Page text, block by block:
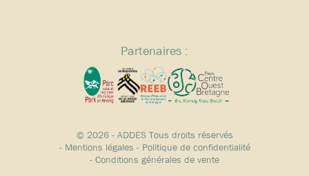
Partenaires :
© 2026 - ADDES Tous droits réservés
- Mentions légales - Politique de confidentialité
- Conditions générales de vente